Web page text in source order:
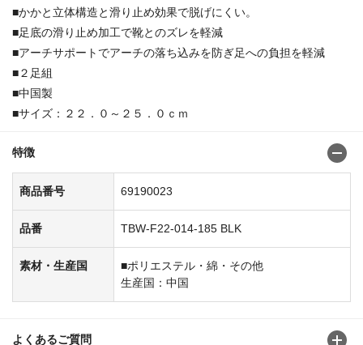
■かかと立体構造と滑り止め効果で脱げにくい。
■足底の滑り止め加工で靴とのズレを軽減
■アーチサポートでアーチの落ち込みを防ぎ足への負担を軽減
■２足組
■中国製
■サイズ：２２．０～２５．０ｃｍ
特徴
商品番号 69190023
品番 TBW-F22-014-185 BLK
素材・生産国
■ポリエステル・綿・その他
生産国：中国
よくあるご質問